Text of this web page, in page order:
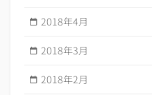
2018年4月
2018年3月
2018年2月